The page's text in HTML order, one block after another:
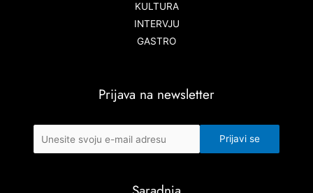
KULTURA
INTERVJU
GASTRO
Prijava na newsletter